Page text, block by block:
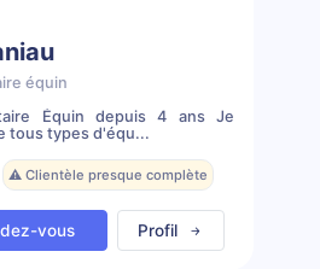
équin
Équin depuis 4 ans Je
tous types d'équ...
⚠️ Clientèle presque complète
vous Profil